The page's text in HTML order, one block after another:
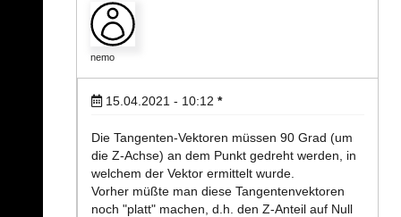
nemo
15.04.2021 - 10:12 *
Die Tangenten-Vektoren müssen 90 Grad (um
die Z-Achse) an dem Punkt gedreht werden, in
welchem der Vektor ermittelt wurde.
Vorher müßte man diese Tangentenvektoren
noch "platt" machen, d.h. den Z-Anteil auf Null